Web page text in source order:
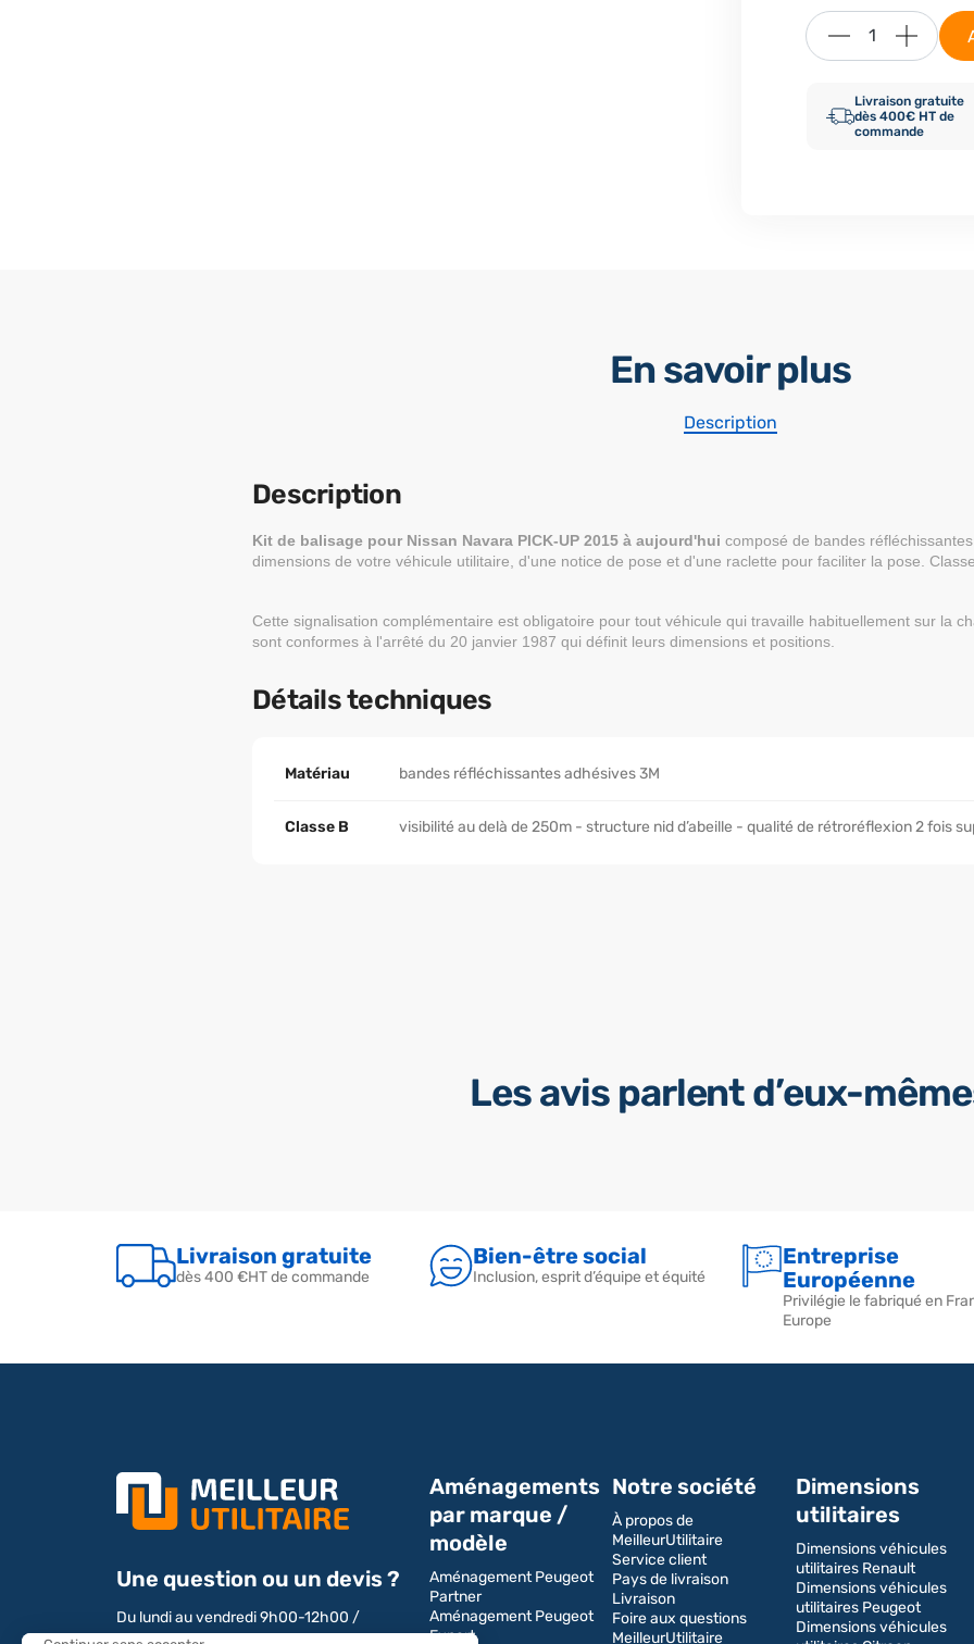
Livraison gratuite
dès 400€ HT de
commande
En savoir plus
Description
Description
Kit de balisage pour Nissan Navara PICK-UP 2015 à aujourd'hui composé de bandes
dimensions de votre véhicule utilitaire, d'une notice de pose et d'une raclette pour faciliter la pose.
Cette signalisation complémentaire est obligatoire pour tout véhicule qui travaille habituellement sur la
sont conformes à l'arrêté du 20 janvier 1987 qui définit leurs dimensions et positions.
Détails techniques
Matériau bandes réfléchissantes adhésives 3M
Classe B visibilité au delà de 250m - structure nid d’abeille - qualité de rétroréflexion 2 fois
Les avis parlent d’eux-
Livraison gratuite
dès 400 €HT de commande
Bien-être social
Inclusion, esprit d’équipe et équité
Entreprise
Européenne
Privilégie le fabriqué en
Europe
Une question ou un devis ?
Du lundi au vendredi 9h00-12h00 /
Aménagements
par marque /
modèle
Aménagement Peugeot
Partner
Aménagement Peugeot
Expert
Notre société
À propos de
MeilleurUtilitaire
Service client
Pays de livraison
Livraison
Foire aux questions
MeilleurUtilitaire
Dimensions
utilitaires
Dimensions véhicules
utilitaires Renault
Dimensions véhicules
utilitaires Peugeot
Dimensions véhicules